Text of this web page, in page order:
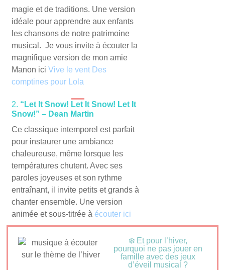
magie et de traditions. Une version
idéale pour apprendre aux enfants
les chansons de notre patrimoine
musical. Je vous invite à écouter la
magnifique version de mon amie
Manon iciVive le vent Des
comptines pour Lola
2. “Let It Snow! Let It Snow! Let It
Snow!” – Dean Martin
Ce classique intemporel est parfait
pour instaurer une ambiance
chaleureuse, même lorsque les
températures chutent. Avec ses
paroles joyeuses et son rythme
entraînant, il invite petits et grands à
chanter ensemble. Une version
animée et sous-titrée àécouter ici
❄️ Et pour l’hiver,
pourquoi ne pas jouer en
famille avec des jeux
d’éveil musical ?